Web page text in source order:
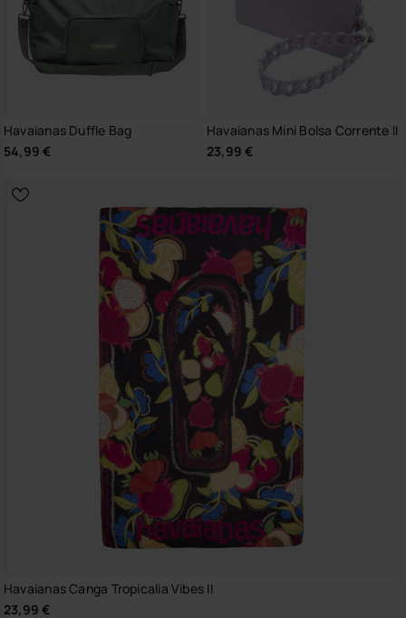
Havaianas Duffle Bag
54,99 €
Havaianas Mini Bolsa Corrente II
23,99 €
Havaianas Canga Tropicalia Vibes II
23,99 €